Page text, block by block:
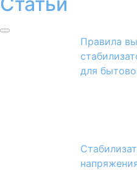
Правила
для